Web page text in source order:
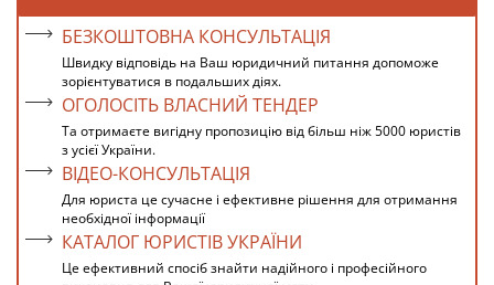
БЕЗКОШТОВНА КОНСУЛЬТАЦІЯ
Швидку відповідь на Ваш юридичний питання допоможе
зорієнтуватися в подальших діях.
ОГОЛОСІТЬ ВЛАСНИЙ ТЕНДЕР
Та отримаєте вигідну пропозицію від більш ніж 5000 юристів
з усієї України.
ВІДЕО-КОНСУЛЬТАЦІЯ
Для юриста це сучасне і ефективне рішення для отримання
необхідної інформації
КАТАЛОГ ЮРИСТІВ УКРАЇНИ
Це ефективний спосіб знайти надійного і професійного